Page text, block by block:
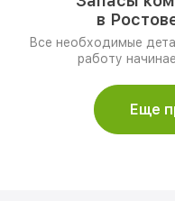
в
Все необходимые
работу
Еще